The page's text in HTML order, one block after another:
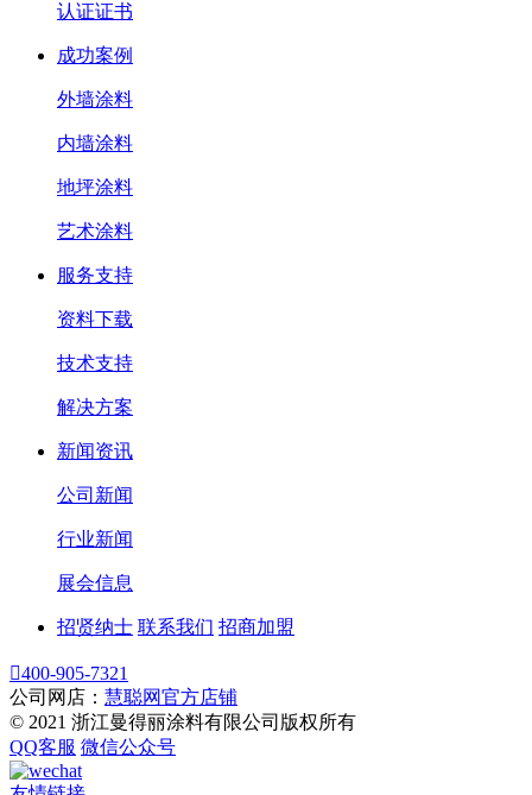
认证证书
成功案例
外墙涂料
内墙涂料
地坪涂料
艺术涂料
服务支持
资料下载
技术支持
解决方案
新闻资讯
公司新闻
行业新闻
展会信息
招贤纳士 联系我们 招商加盟
400-905-7321
公司网店： 慧聪网官方店铺
© 2021 浙江曼得丽涂料有限公司版权所有
QQ客服 微信公众号